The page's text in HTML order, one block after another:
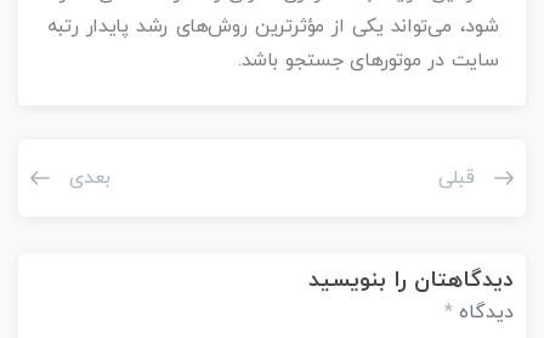
شود، می‌تواند یکی از مؤثرترین روش‌های رشد پایدار رتبه
سایت در موتورهای جستجو باشد.
قبلی بعدی
دیدگاهتان را بنویسید
دیدگاه *